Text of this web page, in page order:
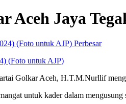
Aceh Jaya
Perbesar
(Foto untuk AJP)
Golkar Aceh, H.T.M.Nurllif
untuk kader dalam